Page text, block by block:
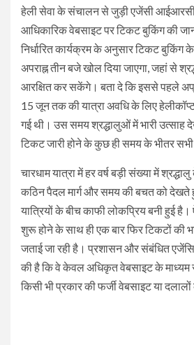
हेली सेवा के संचालन से जुड़ी एजेंसी
आधिकारिक वेबसाइट पर टिकट बुकिंग की
निर्धारित कार्यक्रम के अनुसार टिकट बुकिंग
अपराह्न तीन बजे खोल दिया जाएगा, जहां से
आरक्षित कर सकेंगे। बता दे कि इससे पहले
15 जून तक की यात्रा अवधि के लिए
गई थी। उस समय श्रद्धालुओं में भारी उत्साह
टिकट जारी होने के कुछ ही समय के भीतर
चारधाम यात्रा में हर वर्ष बड़ी संख्या में
कठिन पैदल मार्ग और समय की बचत को देखते
यात्रियों के बीच काफी लोकप्रिय बनी हुई
शुरू होने के साथ ही एक बार फिर टिकटों की
जताई जा रही है। प्रशासन और संबंधित
की है कि वे केवल अधिकृत वेबसाइट के
किसी भी प्रकार की फर्जी वेबसाइट या